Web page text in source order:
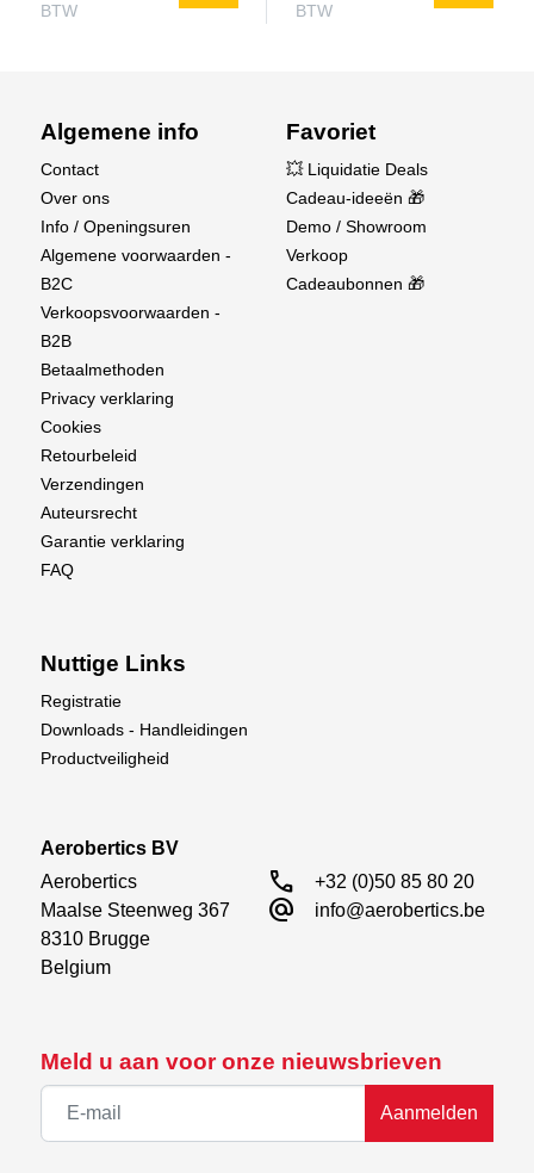
BTW
BTW
Meld u aan voor onze nieuwsbrieven
Aanmelden
Algemene info
Contact
Over ons
Info / Openingsuren
Algemene voorwaarden -
B2C
Verkoopsvoorwaarden -
B2B
Betaalmethoden
Privacy verklaring
Cookies
Retourbeleid
Verzendingen
Auteursrecht
Garantie verklaring
FAQ
Favoriet
💥 Liquidatie Deals
Cadeau-ideeën 🎁
Demo / Showroom
Verkoop
Cadeaubonnen 🎁
Nuttige Links
Registratie
Downloads - Handleidingen
Productveiligheid
Aerobertics BV
Aerobertics
Maalse Steenweg 367
8310 Brugge
Belgium
call +32 (0)50 85 80 20
alternate_email info@aerobertics.be